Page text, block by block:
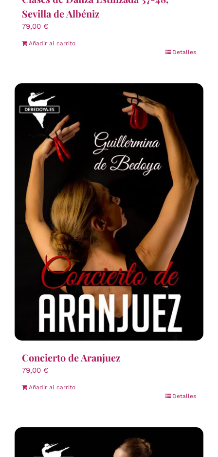
Sevilla de Albéniz
79,00 €
Añadir al carrito
Detalles
Concierto de Aranjuez
79,00 €
Añadir al carrito
Detalles